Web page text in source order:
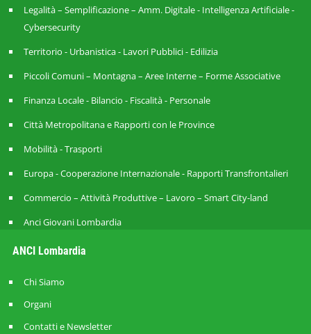
Legalità – Semplificazione – Amm. Digitale - Intelligenza Artificiale -
Cybersecurity
Territorio - Urbanistica - Lavori Pubblici - Edilizia
Piccoli Comuni – Montagna – Aree Interne – Forme Associative
Finanza Locale - Bilancio - Fiscalità - Personale
Città Metropolitana e Rapporti con le Province
Mobilità - Trasporti
Europa - Cooperazione Internazionale - Rapporti Transfrontalieri
Commercio – Attività Produttive – Lavoro – Smart City-land
Anci Giovani Lombardia
ANCI Lombardia
Chi Siamo
Organi
Contatti e Newsletter